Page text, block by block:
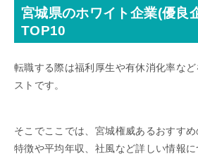
宮城県のホワイト企業(優良
TOP10
転職する際は福利厚生や有休消化率な
ストです。
そこでここでは、宮城権威あるおすす
特徴や平均年収、社風など詳しい情報に